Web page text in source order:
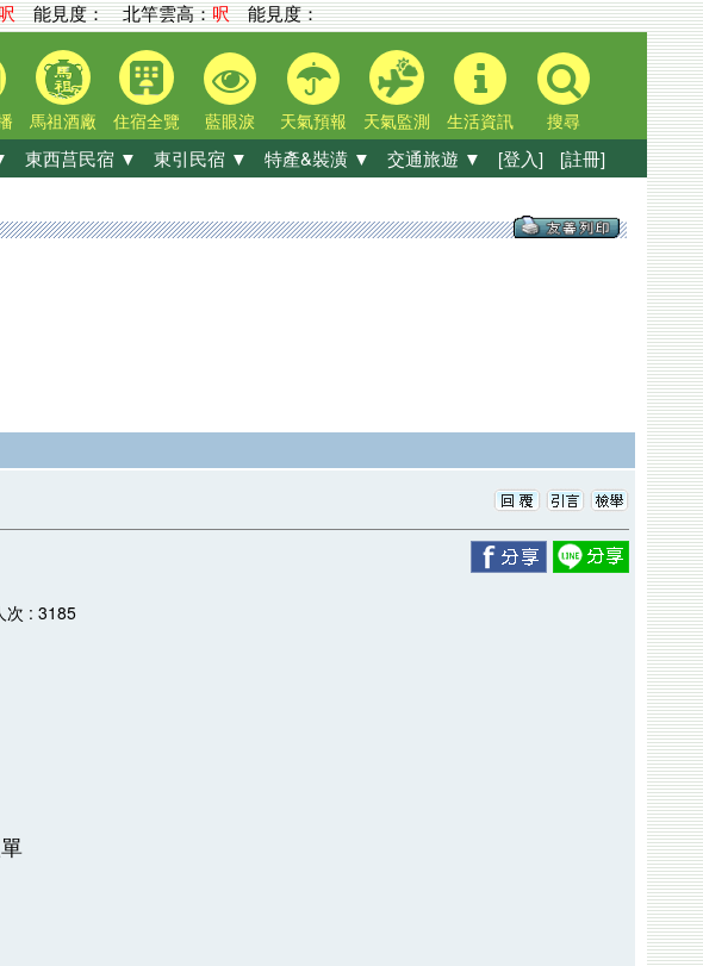
能見度：北竿雲高：呎能見度：
馬祖酒廠 住宿全覽 藍眼淚 天氣預報 天氣監測 生活資訊 搜尋
東西莒民宿 ▼ 東引民宿 ▼ 特產&裝潢 ▼ 交通旅遊 ▼ [登入] [註冊]
次 : 3185